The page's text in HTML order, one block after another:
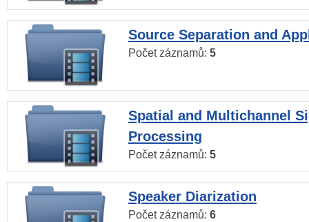
Source Separation and
Počet záznamů: 5
Spatial and Multichannel
Processing
Počet záznamů: 5
Speaker Diarization
Počet záznamů: 6